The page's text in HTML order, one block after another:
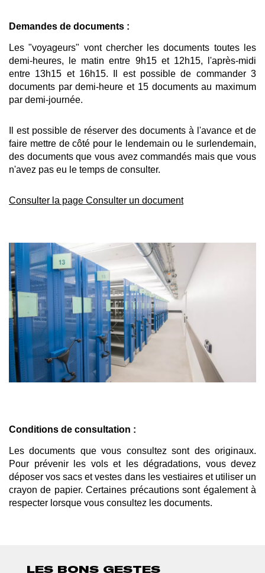
Demandes de documents :
Les "voyageurs" vont chercher les documents toutes les
demi-heures, le matin entre 9h15 et 12h15, l'après-midi
entre 13h15 et 16h15.
Il est possible de commander 3
documents par demi-heure et 15 documents au maximum
par demi-journée.
Il est possible de réserver des documents à l'avance et de
faire mettre de côté pour le lendemain ou le surlendemain,
des documents que vous avez commandés mais que vous
n'avez pas eu le temps de consulter.
Consulter la page Consulter un document
Afficher
l'image
en
grand
Conditions de consultation :
Les documents que vous consultez sont des originaux.
Pour prévenir les vols et les dégradations, vous devez
déposer vos sacs et vestes dans les vestiaires et utiliser un
crayon de papier. Certaines précautions sont également à
respecter lorsque vous consultez les documents.
LES BONS GESTES